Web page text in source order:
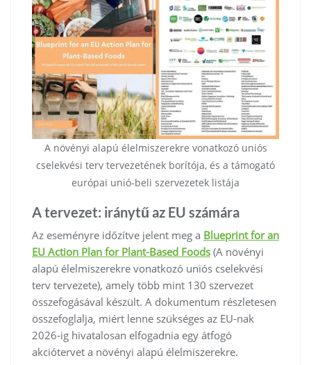
A növényi alapú élelmiszerekre vonatkozó uniós
cselekvési terv tervezetének borítója, és a támogató
európai unió-beli szervezetek listája
A tervezet: iránytű az EU számára
Az eseményre időzítve jelent meg a Blueprint for an
EU Action Plan for Plant-Based Foods (A növényi
alapú élelmiszerekre vonatkozó uniós cselekvési
terv tervezete), amely több mint 130 szervezet
összefogásával készült. A dokumentum részletesen
összefoglalja, miért lenne szükséges az EU-nak
2026-ig hivatalosan elfogadnia egy átfogó
akciótervet a növényi alapú élelmiszerekre.